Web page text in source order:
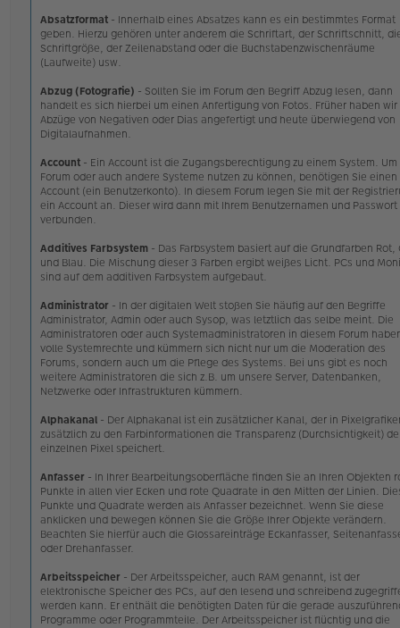
Absatzformat - Innerhalb eines Absatzes kann es ein bestimmtes Format
geben. Hierzu gehören unter anderem die Schriftart, der Schriftschnitt,
Schriftgröße, der Zeilenabstand oder die Buchstabenzwischenräume
(Laufweite) usw.
Abzug (Fotografie) - Sollten Sie im Forum den Begriff Abzug lesen, dann
handelt es sich hierbei um einen Anfertigung von Fotos. Früher haben wir
Abzüge von Negativen oder Dias angefertigt und heute überwiegend von
Digitalaufnahmen.
Account - Ein Account ist die Zugangsberechtigung zu einem System. Um
Forum oder auch andere Systeme nutzen zu können, benötigen Sie einen
Account (ein Benutzerkonto). In diesem Forum legen Sie mit der
ein Account an. Dieser wird dann mit Ihrem Benutzernamen und Passwort
verbunden.
Additives Farbsystem - Das Farbsystem basiert auf die Grundfarben Rot,
und Blau. Die Mischung dieser 3 Farben ergibt weißes Licht. PCs und
sind auf dem additiven Farbsystem aufgebaut.
Administrator - In der digitalen Welt stoßen Sie häufig auf den Begriffe
Administrator, Admin oder auch Sysop, was letztlich das selbe meint. Die
Administratoren oder auch Systemadministratoren in diesem Forum
volle Systemrechte und kümmern sich nicht nur um die Moderation des
Forums, sondern auch um die Pflege des Systems. Bei uns gibt es noch
weitere Administratoren die sich z.B. um unsere Server, Datenbanken,
Netzwerke oder Infrastrukturen kümmern.
Alphakanal - Der Alphakanal ist ein zusätzlicher Kanal, der in
zusätzlich zu den Farbinformationen die Transparenz (Durchsichtigkeit)
einzelnen Pixel speichert.
Anfasser - In Ihrer Bearbeitungsoberfläche finden Sie an Ihren Objekten
Punkte in allen vier Ecken und rote Quadrate in den Mitten der Linien.
Punkte und Quadrate werden als Anfasser bezeichnet. Wenn Sie diese
anklicken und bewegen können Sie die Größe Ihrer Objekte verändern.
Beachten Sie hierfür auch die Glossareinträge Eckanfasser,
oder Drehanfasser.
Arbeitsspeicher - Der Arbeitsspeicher, auch RAM genannt, ist der
elektronische Speicher des PCs, auf den lesend und schreibend
werden kann. Er enthält die benötigten Daten für die gerade
Programme oder Programmteile. Der Arbeitsspeicher ist flüchtig und die